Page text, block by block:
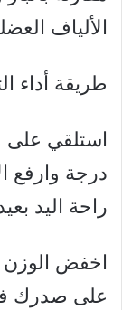
الألياف
طريقة أداء
درجة وارفع
راحة اليد
اخفض الوزن
على صدرك